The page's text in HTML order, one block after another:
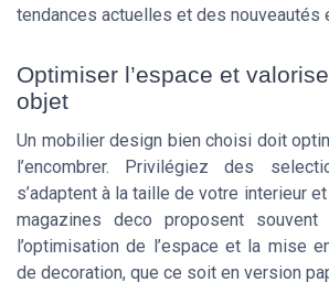
tendances actuelles et des nouveautés
Optimiser l’espace et
objet
Un mobilier design bien choisi doit
l’encombrer. Privilégiez des
s’adaptent à la taille de votre interieur
magazines deco proposent
l’optimisation de l’espace et la mise
de decoration, que ce soit en version